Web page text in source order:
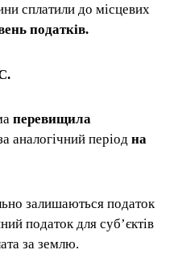
сплатили до місцевих
податків.
перевищила
аналогічний період на
залишаються податок
податок для суб’єктів
за землю.